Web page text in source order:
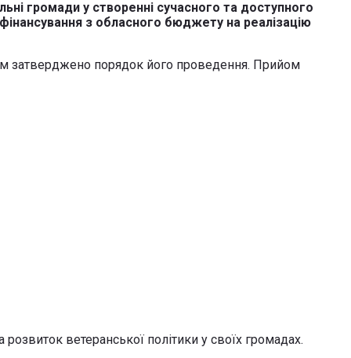
громади у створенні сучасного та доступного
з обласного бюджету на реалізацію
затверджено порядок його проведення. Прийом
розвиток ветеранської політики у своїх громадах.